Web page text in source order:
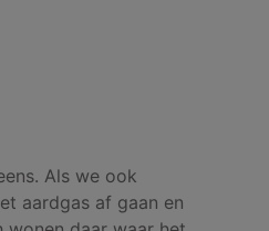
Als we ook
aardgas af gaan en